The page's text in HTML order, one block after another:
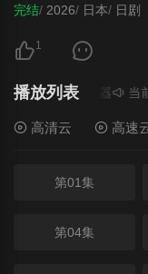
完结/ 2026/ 日本/ 日剧
1
播放列表
,无需安装播放器 当前
高清云 高速
第01集
第04集